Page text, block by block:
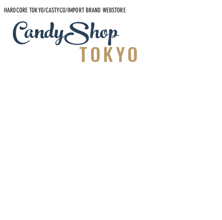
HARDCORE TOKYO/CASTYCO/IMPORT BRAND WEBSTORE
TOKYO
CandyShop